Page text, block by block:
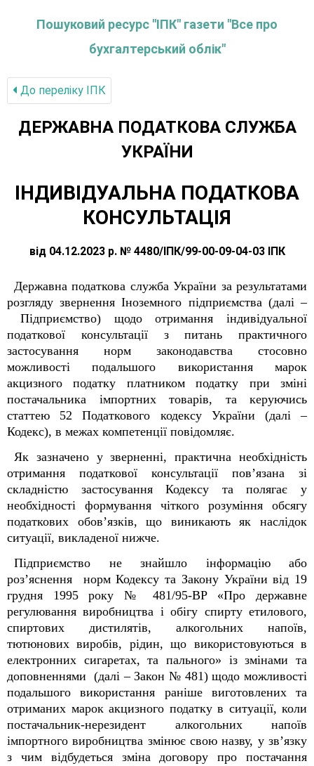
Пошуковий ресурс "ІПК" газети "Все про
бухгалтерський облік"
До переліку IПК
ДЕРЖАВНА ПОДАТКОВА СЛУЖБА
УКРАЇНИ
ІНДИВІДУАЛЬНА ПОДАТКОВА
КОНСУЛЬТАЦІЯ
від 04.12.2023 р. № 4480/ІПК/99-00-09-04-03 ІПК
Державна податкова служба України за результатами
розгляду звернення Іноземного підприємства (далі –
Підприємство) щодо отримання індивідуальної
податкової консультації з питань практичного
застосування норм законодавства стосовно
можливості подальшого використання марок
акцизного податку платником податку при зміні
постачальника імпортних товарів, та керуючись
статтею 52 Податкового кодексу України (далі –
Кодекс), в межах компетенції повідомляє.
Як зазначено у зверненні, практична необхідність
отримання податкової консультації пов’язана зі
складністю застосування Кодексу та полягає у
необхідності формування чіткого розуміння обсягу
податкових обов’язків, що виникають як наслідок
ситуації, викладеної нижче.
Підприємство не знайшло інформацію або
роз’яснення норм Кодексу та Закону України від 19
грудня 1995 року № 481/95-ВР «Про державне
регулювання виробництва і обігу спирту етилового,
спиртових дистилятів, алкогольних напоїв,
тютюнових виробів, рідин, що використовуються в
електронних сигаретах, та пального» із змінами та
доповненнями (далі – Закон № 481) щодо можливості
подальшого використання раніше виготовлених та
отриманих марок акцизного податку в ситуації, коли
постачальник-нерезидент алкогольних напоїв
імпортного виробництва змінює свою назву, у зв’язку
з чим відбудеться зміна договору про постачання